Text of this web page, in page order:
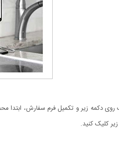
دکمه زیر و تکمیل فرم سفارش، ابتدا
کلیک کنید.